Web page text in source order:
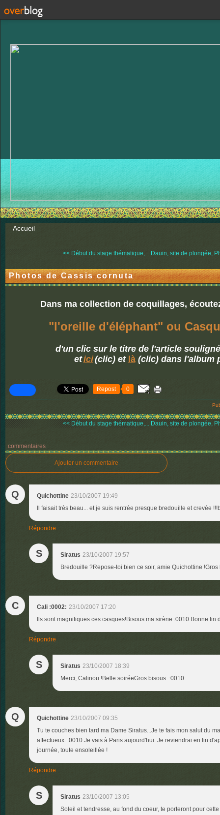
Accueil
<< Début du stage thématique,... Dauin, site de plongée,
Photos de Cassis cornuta
Dans ma collection de coquillages,
"l'oreille d'éléphant" ou
d'un clic sur le titre de l'article
etici(clic) et là (clic) dans l'album
Repost 0
<< Début du stage thématique,... Dauin, site de plongée,
commentaires
Ajouter un commentaire
Q Quichottine 23/10/2007 19:49
Il faisait très beau... et je suis rentrée presque bredouille et crevée
Répondre
S Siratus 23/10/2007 19:57
Bredouille ?Repose-toi bien ce soir, amie Quichottine
C Cali :0002: 23/10/2007 17:20
Ils sont magnifiques ces casques!Bisous ma sirène :0010:Bonne fin
Répondre
S Siratus 23/10/2007 18:39
Merci, Calinou !Belle soiréeGros bisous :0010:
Q Quichottine 23/10/2007 09:35
Tu te couches bien tard ma Dame Siratus...Je te fais mon salut du
affectueux. :0010:Je vais à Paris aujourd'hui. Je reviendrai en fin
journée, toute ensoleillée !
Répondre
S Siratus 23/10/2007 13:05
Soleil et tendresse, au fond du coeur, te porteront pour